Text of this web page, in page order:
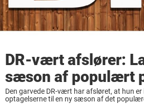
DR-vært afslører:
sæson af populært
Den garvede DR-vært har afsløret, at hun er
optagelserne til en ny sæson af det